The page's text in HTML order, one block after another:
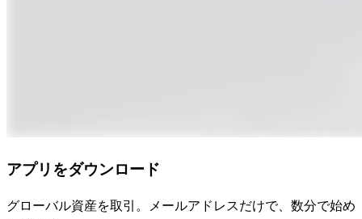
アプリをダウンロード
グローバル資産を取引。メールアドレスだけで、数分で始め